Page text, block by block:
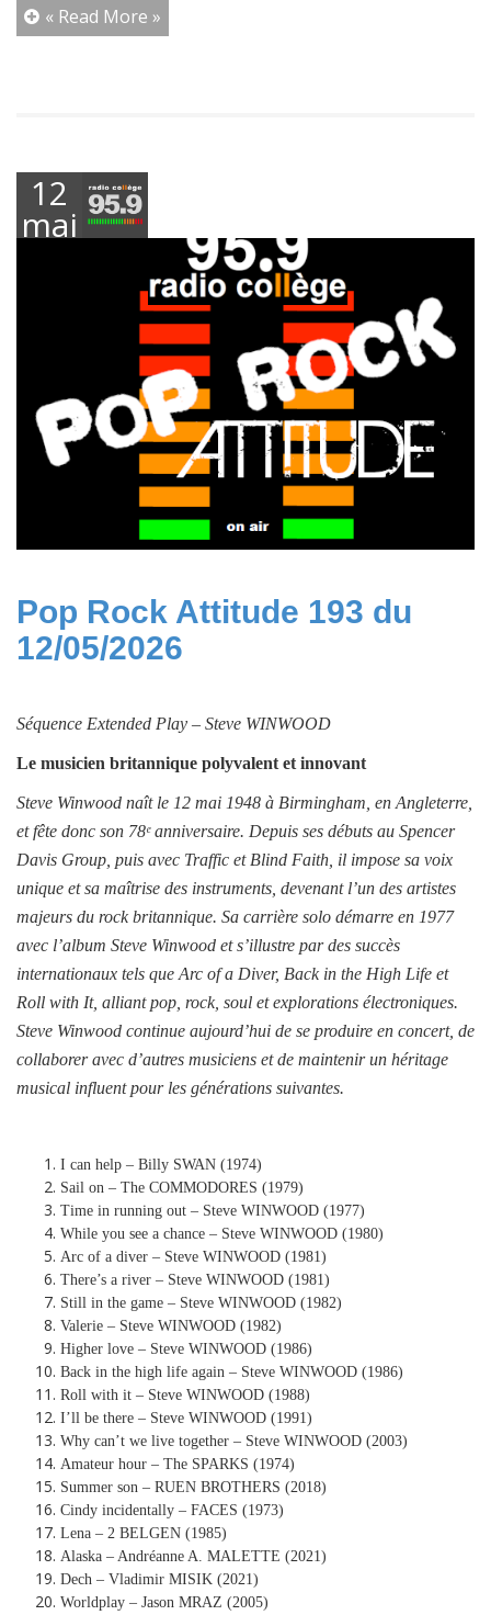
« Read More »
12
mai
Pop Rock Attitude 193 du
12/05/2026
Séquence Extended Play – Steve WINWOOD
Le musicien britannique polyvalent et innovant
Steve Winwood naît le 12 mai 1948 à Birmingham, en Angleterre,
et fête donc son 78ᵉ anniversaire. Depuis ses débuts au Spencer
Davis Group, puis avec Traffic et Blind Faith, il impose sa voix
unique et sa maîtrise des instruments, devenant l’un des artistes
majeurs du rock britannique. Sa carrière solo démarre en 1977
avec l’album Steve Winwood et s’illustre par des succès
internationaux tels que Arc of a Diver, Back in the High Life et
Roll with It, alliant pop, rock, soul et explorations électroniques.
Steve Winwood continue aujourd’hui de se produire en concert, de
collaborer avec d’autres musiciens et de maintenir un héritage
musical influent pour les générations suivantes.
I can help – Billy SWAN (1974)
Sail on – The COMMODORES (1979)
Time in running out – Steve WINWOOD (1977)
While you see a chance – Steve WINWOOD (1980)
Arc of a diver – Steve WINWOOD (1981)
There’s a river – Steve WINWOOD (1981)
Still in the game – Steve WINWOOD (1982)
Valerie – Steve WINWOOD (1982)
Higher love – Steve WINWOOD (1986)
Back in the high life again – Steve WINWOOD (1986)
Roll with it – Steve WINWOOD (1988)
I’ll be there – Steve WINWOOD (1991)
Why can’t we live together – Steve WINWOOD (2003)
Amateur hour – The SPARKS (1974)
Summer son – RUEN BROTHERS (2018)
Cindy incidentally – FACES (1973)
Lena – 2 BELGEN (1985)
Alaska – Andréanne A. MALETTE (2021)
Dech – Vladimir MISIK (2021)
Worldplay – Jason MRAZ (2005)